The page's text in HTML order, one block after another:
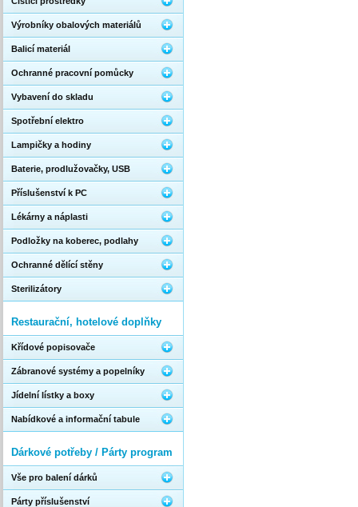
Výrobníky obalových materiálů
Balicí materiál
Ochranné pracovní pomůcky
Vybavení do skladu
Spotřební elektro
Lampičky a hodiny
Baterie, prodlužovačky, USB
Příslušenství k PC
Lékárny a náplasti
Podložky na koberec, podlahy
Ochranné dělící stěny
Sterilizátory
Restaurační, hotelové doplňky
Křídové popisovače
Zábranové systémy a popelníky
Jídelní lístky a boxy
Nabídkové a informační tabule
Dárkové potřeby / Párty program
Vše pro balení dárků
Párty příslušenství